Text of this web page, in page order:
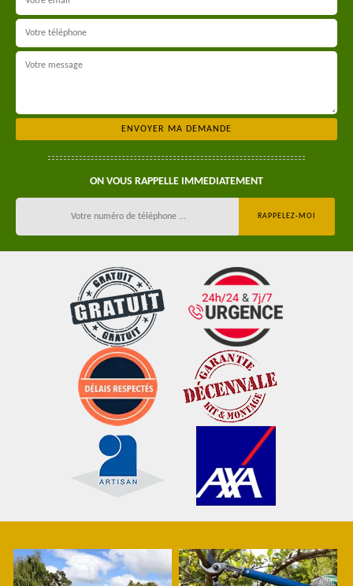
ON VOUS RAPPELLE IMMEDIATEMENT